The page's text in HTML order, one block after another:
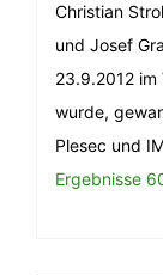
Christian
und Josef
23.9.2012 im
wurde,
Plesec und
Ergebnisse